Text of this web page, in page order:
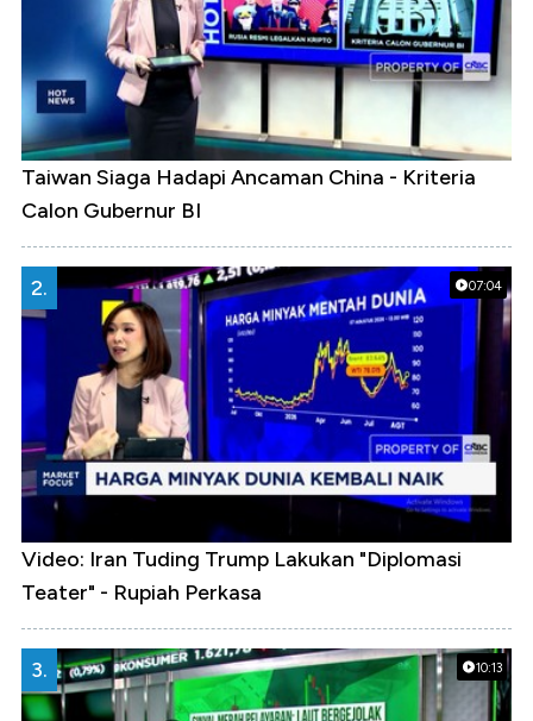
Taiwan Siaga Hadapi Ancaman China - Kriteria
Calon Gubernur BI
07:04
2.
Video: Iran Tuding Trump Lakukan "Diplomasi
Teater" - Rupiah Perkasa
10:13
3.